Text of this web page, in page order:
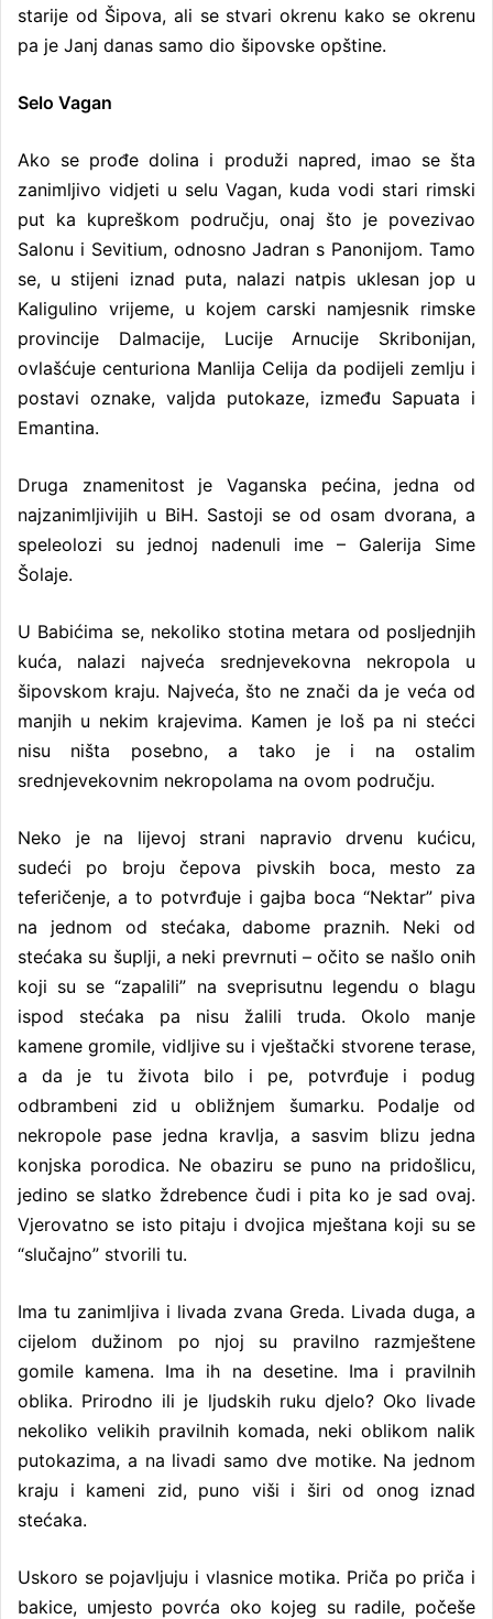
starije od Šipova, ali se stvari okrenu kako se okrenu
pa je Janj danas samo dio šipovske opštine.
Selo Vagan
Ako se prođe dolina i produži napred, imao se šta
zanimljivo vidjeti u selu Vagan, kuda vodi stari rimski
put ka kupreškom području, onaj što je povezivao
Salonu i Sevitium, odnosno Jadran s Panonijom. Tamo
se, u stijeni iznad puta, nalazi natpis uklesan jop u
Kaligulino vrijeme, u kojem carski namjesnik rimske
provincije Dalmacije, Lucije Arnucije Skribonijan,
ovlašćuje centuriona Manlija Celija da podijeli zemlju i
postavi oznake, valjda putokaze, između Sapuata i
Emantina.
Druga znamenitost je Vaganska pećina, jedna od
najzanimljivijih u BiH. Sastoji se od osam dvorana, a
speleolozi su jednoj nadenuli ime – Galerija Sime
Šolaje.
U Babićima se, nekoliko stotina metara od posljednjih
kuća, nalazi najveća srednjevekovna nekropola u
šipovskom kraju. Najveća, što ne znači da je veća od
manjih u nekim krajevima. Kamen je loš pa ni stećci
nisu ništa posebno, a tako je i na ostalim
srednjevekovnim nekropolama na ovom području.
Neko je na lijevoj strani napravio drvenu kućicu,
sudeći po broju čepova pivskih boca, mesto za
teferičenje, a to potvrđuje i gajba boca “Nektar” piva
na jednom od stećaka, dabome praznih. Neki od
stećaka su šuplji, a neki prevrnuti – očito se našlo onih
koji su se “zapalili” na sveprisutnu legendu o blagu
ispod stećaka pa nisu žalili truda. Okolo manje
kamene gromile, vidljive su i vještački stvorene terase,
a da je tu života bilo i pe, potvrđuje i podug
odbrambeni zid u obližnjem šumarku. Podalje od
nekropole pase jedna kravlja, a sasvim blizu jedna
konjska porodica. Ne obaziru se puno na pridošlicu,
jedino se slatko ždrebence čudi i pita ko je sad ovaj.
Vjerovatno se isto pitaju i dvojica mještana koji su se
“slučajno” stvorili tu.
Ima tu zanimljiva i livada zvana Greda. Livada duga, a
cijelom dužinom po njoj su pravilno razmještene
gomile kamena. Ima ih na desetine. Ima i pravilnih
oblika. Prirodno ili je ljudskih ruku djelo? Oko livade
nekoliko velikih pravilnih komada, neki oblikom nalik
putokazima, a na livadi samo dve motike. Na jednom
kraju i kameni zid, puno viši i širi od onog iznad
stećaka.
Uskoro se pojavljuju i vlasnice motika. Priča po priča i
bakice, umjesto povrća oko kojeg su radile, počeše